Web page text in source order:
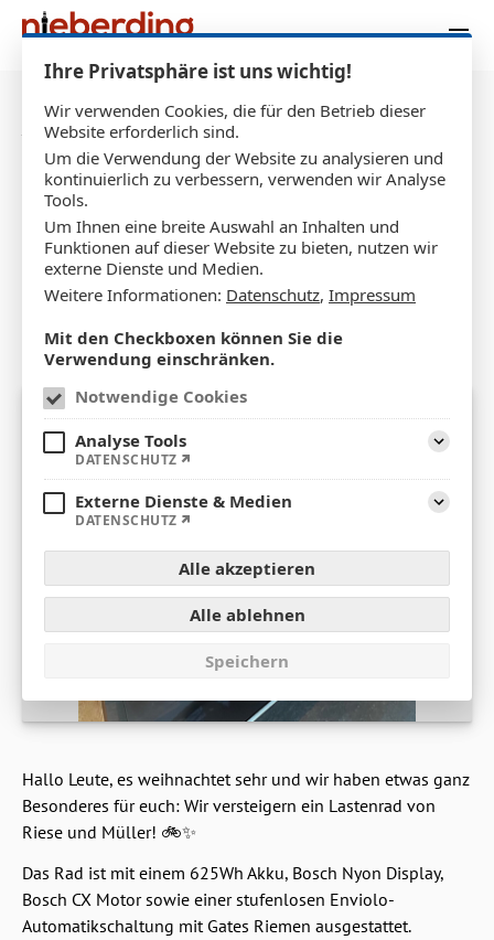
AUKTION BEI ZWEIRAD
NIEBERDING ZUGUNSTEN VON
"SPORTLER GEGEN HUNGER"
Wir versteigern ein RIESE und Müller
Packster70 vario !!
Hallo Leute, es weihnachtet sehr und wir haben etwas ganz
Besonderes für euch: Wir versteigern ein Lastenrad von
Riese und Müller! 🚲✨
Das Rad ist mit einem 625Wh Akku, Bosch Nyon Display,
Bosch CX Motor sowie einer stufenlosen Enviolo-
Automatikschaltung mit Gates Riemen ausgestattet.
Ihre Privatsphäre ist uns wichtig!
Wir verwenden Cookies, die für den Betrieb dieser
Website erforderlich sind.
Um die Verwendung der Website zu analysieren und
kontinuierlich zu verbessern, verwenden wir Analyse
Tools.
Um Ihnen eine breite Auswahl an Inhalten und
Funktionen auf dieser Website zu bieten, nutzen wir
externe Dienste und Medien.
Weitere Informationen: Datenschutz, Impressum
Mit den Checkboxen können Sie die
Verwendung einschränken.
Notwendige Cookies
Analyse Tools
DATENSCHUTZ
Externe Dienste & Medien
DATENSCHUTZ
Alle akzeptieren
Alle ablehnen
Speichern